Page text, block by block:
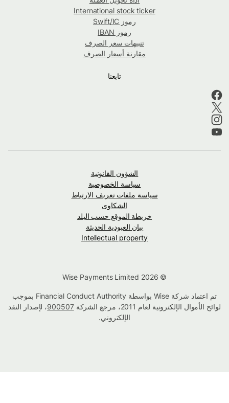
International stock ticker
رموز Swift/IC
رموز IBAN
تنبيهات سعر الصرف
مقارنة أسعار الصرف
تابعنا
الشؤون القانونية
سياسة الخصوصية
سياسة ملفات تعريف الارتباط
الشكاوى
خريطة الموقع حسب البلد
بيان العبودية الحديثة
Intellectual property
تم اعتماد شركة Wise بواسطة Financial Conduct Authority بموجب
لوائح الأموال الإلكترونية لعام 2011، مرجع الشركة
900507، لإصدار النقد
الإلكتروني.